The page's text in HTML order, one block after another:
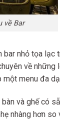
về Bar
bar nhỏ tọa
về
menu đa
và ghế có
nhàng hơn